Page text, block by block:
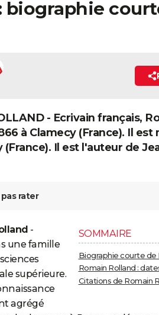
biographie
- Ecrivain français,
à Clamecy (France). Il est
Il est l'auteur de
rater
SOMMAIRE
Biographie courte de
Romain Rolland :
Citations de Romain
-
une famille
supérieure.
agrégé